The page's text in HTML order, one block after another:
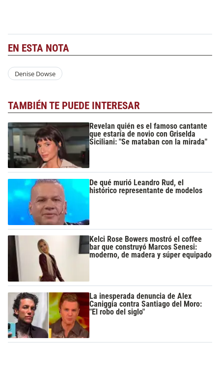
EN ESTA NOTA
Denise Dowse
TAMBIÉN TE PUEDE INTERESAR
Revelan quién es el famoso cantante
que estaría de novio con Griselda
Siciliani: "Se mataban con la mirada"
De qué murió Leandro Rud, el
histórico representante de modelos
Kelci Rose Bowers mostró el coffee
bar que construyó Marcos Senesi:
moderno, de madera y súper equipado
La inesperada denuncia de Alex
Caniggia contra Santiago del Moro:
"El robo del siglo"